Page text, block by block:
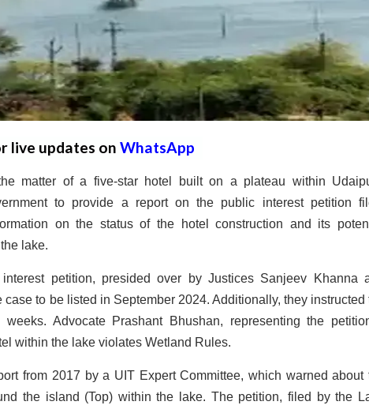
live updates on WhatsApp
matter of a five-star hotel built on a plateau within
to provide a report on the public interest petition
on the status of the hotel construction and its
lake.
petition, presided over by Justices Sanjeev Khanna
to be listed in September 2024. Additionally, they instructed
Advocate Prashant Bhushan, representing the
within the lake violates Wetland Rules.
from 2017 by a UIT Expert Committee, which warned about
the island (Top) within the lake. The petition, filed by the